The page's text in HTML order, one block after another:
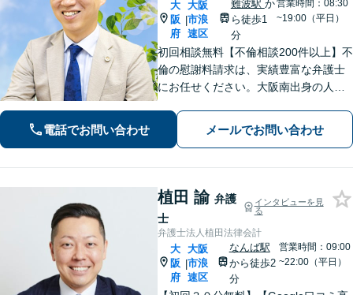
大
阪
府
|
大阪
市浪
速区
難波駅 か
ら徒歩1
分
営業時間：08:30
~19:00（平日）
初回相談無料【不倫相談200件以上】不
倫の慰謝料請求は、実績豊富な弁護士
にお任せください。大阪南出身の人情
通事故に遭われてお困りの方はお気軽
にお電話ください【当日／夜間／休日
電話でお問い合わせ メールでお問い合わせ
植田 諭 弁護
士
インタビューを見
る
弁護士法人植田法律会計
大
阪
府
|
大阪
市浪
速区
なんば駅
から徒歩2
分
営業時間：09:00
~22:00（平日）